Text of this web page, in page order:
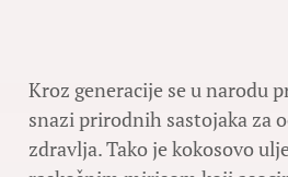
Kroz generacije se u narodu
snazi prirodnih sastojaka za
zdravlja. Tako je kokosovo